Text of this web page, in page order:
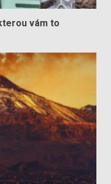
vám to